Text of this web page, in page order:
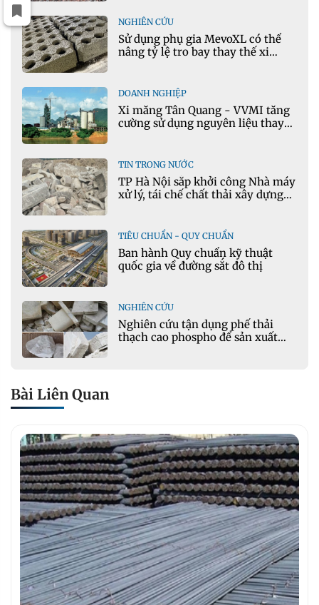
NGHIÊN CỨU
Sử dụng phụ gia MevoXL có thể
nâng tỷ lệ tro bay thay thế xi
DOANH NGHIỆP
Xi măng Tân Quang - VVMI tăng
cường sử dụng nguyên liệu thay
TIN TRONG NƯỚC
TP Hà Nội sắp khởi công Nhà máy
xử lý, tái chế chất thải xây dựng
TIÊU CHUẨN - QUY CHUẨN
Ban hành Quy chuẩn kỹ thuật
quốc gia về đường sắt đô thị
NGHIÊN CỨU
Nghiên cứu tận dụng phế thải
thạch cao phospho để sản xuất
Bài Liên Quan